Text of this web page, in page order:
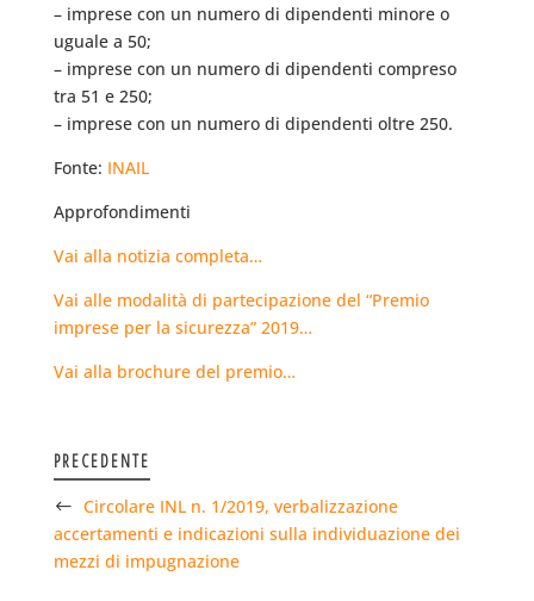
– imprese con un numero di dipendenti minore o
uguale a 50;
– imprese con un numero di dipendenti compreso
tra 51 e 250;
– imprese con un numero di dipendenti oltre 250.
Fonte: INAIL
Approfondimenti
Vai alla notizia completa…
Vai alle modalità di partecipazione del “Premio
imprese per la sicurezza” 2019…
Vai alla brochure del premio…
PRECEDENTE
Circolare INL n. 1/2019, verbalizzazione
accertamenti e indicazioni sulla individuazione dei
mezzi di impugnazione